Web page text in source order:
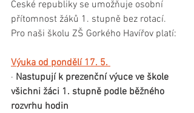
České republiky se umožňuje osobní
přítomnost žáků 1. stupně bez rotací.
Pro naši školu ZŠ Gorkého Havířov platí:
Výuka od pondělí 17. 5.
· Nastupují k prezenční výuce ve škole
všichni žáci 1. stupně podle běžného
rozvrhu hodin